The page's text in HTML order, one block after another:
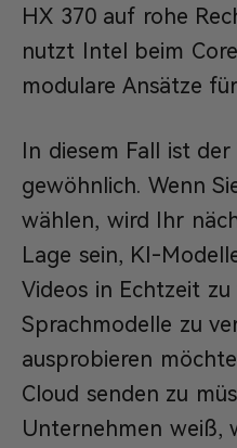
HX 370 auf rohe
nutzt Intel beim
modulare Ansätze
In diesem Fall ist
gewöhnlich. Wenn
wählen, wird Ihr
Lage sein, KI-
Videos in Echtzeit
Sprachmodelle zu
ausprobieren
Cloud senden zu
Unternehmen weiß,